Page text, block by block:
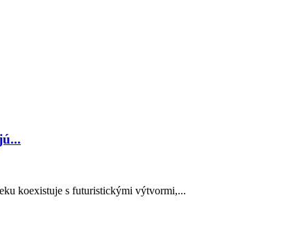
koexistuje s futuristickými výtvormi,...